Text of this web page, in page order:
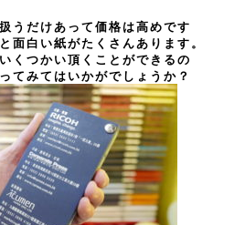
うだけあって価格は高めです
面白い紙がたくさんあります。
くつかい頂くことができるの
てみてはいかがでしょうか？